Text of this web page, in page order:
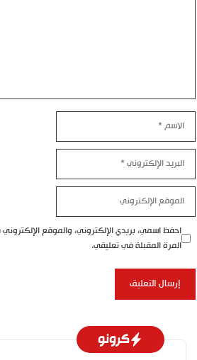
احفظ اسمي، بريدي الإلكتروني، والموقع
المرة المقبلة في تعليقي.
كرونو